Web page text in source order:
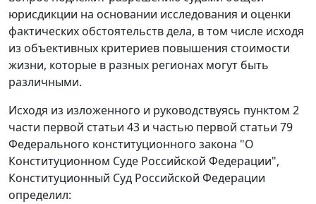
юрисдикции на основании исследования и оценки
фактических обстоятельств дела, в том числе исходя
из объективных критериев повышения стоимости
жизни, которые в разных регионах могут быть
различными.
Исходя из изложенного и руководствуясь пунктом 2
части первой статьи 43 и частью первой статьи 79
Федерального конституционного закона "О
Конституционном Суде Российской Федерации",
Конституционный Суд Российской Федерации
определил: